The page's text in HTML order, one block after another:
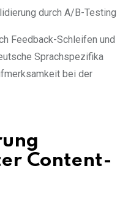
durch A/B-Testing
Feedback-Schleifen und
Sprachspezifika
bei der
Content-